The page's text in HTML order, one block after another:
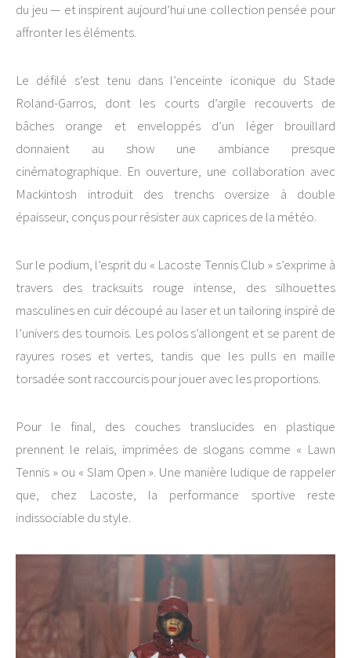
du jeu — et inspirent aujourd’hui une collection pensée pour
affronter les éléments.
Le défilé s’est tenu dans l’enceinte iconique du Stade
Roland-Garros, dont les courts d’argile recouverts de
bâches orange et enveloppés d’un léger brouillard
donnaient au show une ambiance presque
cinématographique. En ouverture, une collaboration avec
Mackintosh introduit des trenchs oversize à double
épaisseur, conçus pour résister aux caprices de la météo.
Sur le podium, l’esprit du « Lacoste Tennis Club » s’exprime à
travers des tracksuits rouge intense, des silhouettes
masculines en cuir découpé au laser et un tailoring inspiré de
l’univers des tournois. Les polos s’allongent et se parent de
rayures roses et vertes, tandis que les pulls en maille
torsadée sont raccourcis pour jouer avec les proportions.
Pour le final, des couches translucides en plastique
prennent le relais, imprimées de slogans comme « Lawn
Tennis » ou « Slam Open ». Une manière ludique de rappeler
que, chez Lacoste, la performance sportive reste
indissociable du style.